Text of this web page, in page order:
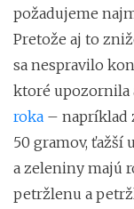
požadujeme
Pretože aj to
sa nespravilo
ktoré upozornila
roka – napríklad
50 gramov, ťažší
a zeleniny majú
petržlenu a